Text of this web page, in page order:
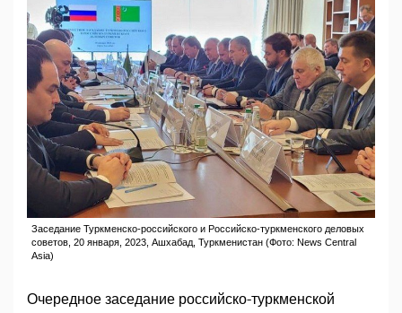
Заседание Туркменско-российского и Российско-туркменского деловых
советов, 20 января, 2023, Ашхабад, Туркменистан (Фото: News Central
Asia)
Очередное заседание российско-туркменской